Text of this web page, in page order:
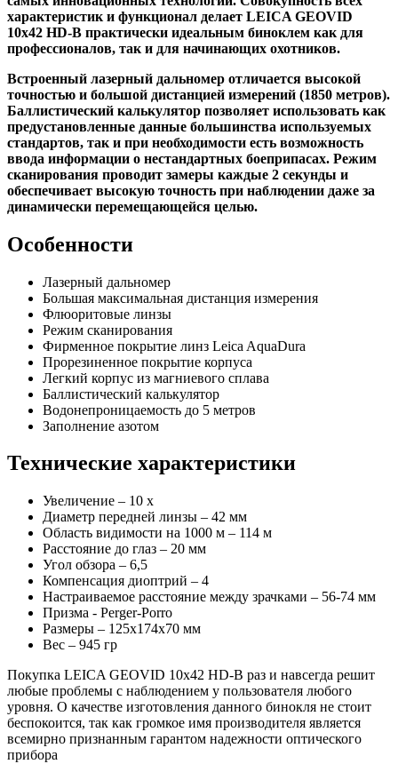
характеристик и функционал делает LEICA GEOVID
10x42 HD-B практически идеальным биноклем как для
профессионалов, так и для начинающих охотников.
Встроенный лазерный дальномер отличается высокой
точностью и большой дистанцией измерений (1850 метров).
Баллистический калькулятор позволяет использовать как
предустановленные данные большинства используемых
стандартов, так и при необходимости есть возможность
ввода информации о нестандартных боеприпасах. Режим
сканирования проводит замеры каждые 2 секунды и
обеспечивает высокую точность при наблюдении даже за
динамически перемещающейся целью.
Особенности
Лазерный дальномер
Большая максимальная дистанция измерения
Флюоритовые линзы
Режим сканирования
Фирменное покрытие линз Leica AquaDura
Прорезиненное покрытие корпуса
Легкий корпус из магниевого сплава
Баллистический калькулятор
Водонепроницаемость до 5 метров
Заполнение азотом
Технические характеристики
Увеличение – 10 х
Диаметр передней линзы – 42 мм
Область видимости на 1000 м – 114 м
Расстояние до глаз – 20 мм
Угол обзора – 6,5
Компенсация диоптрий – 4
Настраиваемое расстояние между зрачками – 56-74 мм
Призма - Perger-Porro
Размеры – 125х174х70 мм
Вес – 945 гр
Покупка LEICA GEOVID 10x42 HD-B раз и навсегда решит
любые проблемы с наблюдением у пользователя любого
уровня. О качестве изготовления данного бинокля не стоит
беспокоится, так как громкое имя производителя является
всемирно признанным гарантом надежности оптического
прибора